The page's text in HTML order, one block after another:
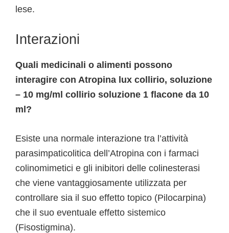
lese.
Interazioni
Quali medicinali o alimenti possono
interagire con Atropina lux collirio, soluzione
– 10 mg/ml collirio soluzione 1 flacone da 10
ml?
Esiste una normale interazione tra l’attività
parasimpaticolitica dell’Atropina con i farmaci
colinomimetici e gli inibitori delle colinesterasi
che viene vantaggiosamente utilizzata per
controllare sia il suo effetto topico (Pilocarpina)
che il suo eventuale effetto sistemico
(Fisostigmina).